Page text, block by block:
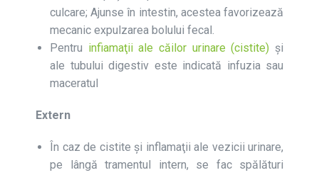
culcare; Ajunse în intestin, acestea favorizează
mecanic expulzarea bolului fecal.
Pentru infiamaţii ale căilor urinare (cistite) şi
ale tubului digestiv este indicată infuzia sau
maceratul
Extern
În caz de cistite și inflamaţii ale vezicii urinare,
pe lângă tramentul intern, se fac spălături